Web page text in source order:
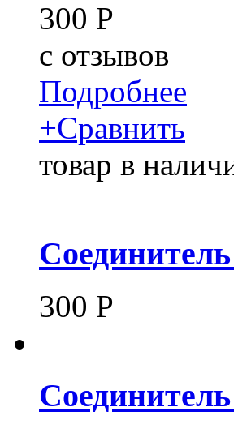
300 Р
c отзывов
Подробнее
+Сравнить
товар в
300 Р